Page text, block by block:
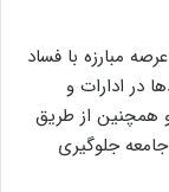
مبارزه با فساد
در ادارات و
همچنین از طریق
جلوگیری